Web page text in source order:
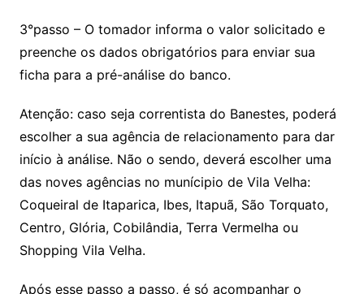
3°passo – O tomador informa o valor solicitado e
preenche os dados obrigatórios para enviar sua
ficha para a pré-análise do banco.
Atenção: caso seja correntista do Banestes, poderá
escolher a sua agência de relacionamento para dar
início à análise. Não o sendo, deverá escolher uma
das noves agências no munícipio de Vila Velha:
Coqueiral de Itaparica, Ibes, Itapuã, São Torquato,
Centro, Glória, Cobilândia, Terra Vermelha ou
Shopping Vila Velha.
Após esse passo a passo, é só acompanhar o